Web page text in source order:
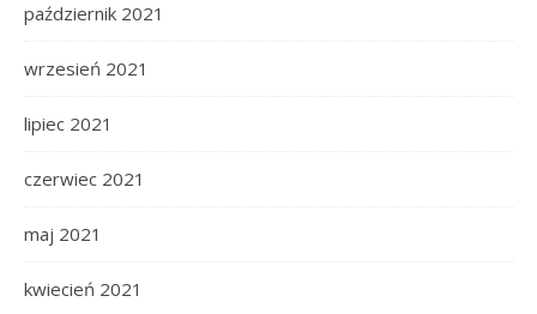
październik 2021
wrzesień 2021
lipiec 2021
czerwiec 2021
maj 2021
kwiecień 2021